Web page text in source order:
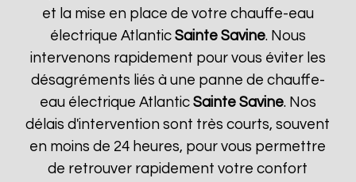
et la mise en place de votre chauffe-eau
électrique Atlantic Sainte Savine. Nous
intervenons rapidement pour vous éviter les
désagréments liés à une panne de chauffe-
eau électrique Atlantic Sainte Savine. Nos
délais d'intervention sont très courts, souvent
en moins de 24 heures, pour vous permettre
de retrouver rapidement votre confort